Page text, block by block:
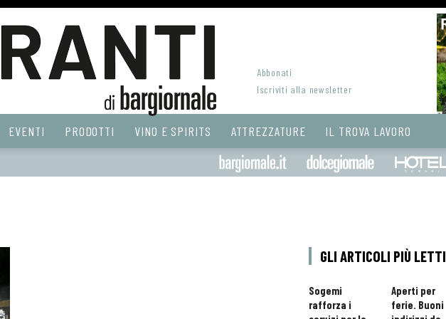
Abbonati
Iscriviti alla newsletter
EVENTI PRODOTTI VINO E SPIRITS ATTREZZATURE IL TROVA LAVORO
Bargiornale
GLI ARTICOLI PIÙ LETTI
Sogemi
rafforza i
Aperti per
ferie. Buoni